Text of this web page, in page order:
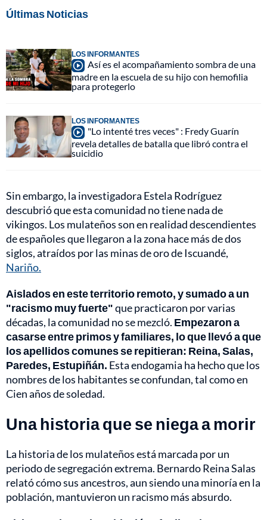
Últimas Noticias
LOS INFORMANTES
Así es el acompañamiento sombra de una
madre en la escuela de su hijo con hemofilia
para protegerlo
LOS INFORMANTES
"Lo intenté tres veces" : Fredy Guarín
revela detalles de batalla que libró contra el
suicidio
Sin embargo, la investigadora Estela Rodríguez
descubrió que esta comunidad no tiene nada de
vikingos. Los mulateños son en realidad descendientes
de españoles que llegaron a la zona hace más de dos
siglos, atraídos por las minas de oro de Iscuandé,
Nariño.
Aislados en este territorio remoto, y sumado a un
"racismo muy fuerte"que practicaron por varias
décadas, la comunidad no se mezcló. Empezaron a
casarse entre primos y familiares, lo que llevó a que
los apellidos comunes se repitieran: Reina, Salas,
Paredes, Estupiñán. Esta endogamia ha hecho que los
nombres de los habitantes se confundan, tal como en
Cien años de soledad.
Una historia que se niega a morir
La historia de los mulateños está marcada por un
periodo de segregación extrema. Bernardo Reina Salas
relató cómo sus ancestros, aun siendo una minoría en la
población, mantuvieron un racismo más absurdo.